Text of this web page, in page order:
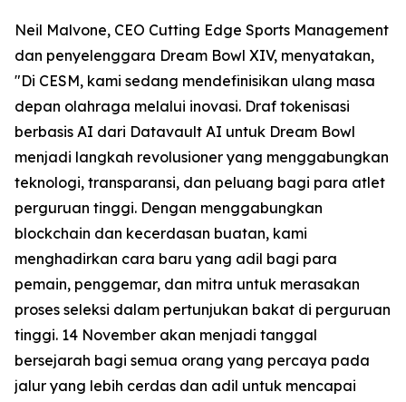
Neil Malvone, CEO Cutting Edge Sports Management
dan penyelenggara Dream Bowl XIV, menyatakan,
"Di CESM, kami sedang mendefinisikan ulang masa
depan olahraga melalui inovasi. Draf tokenisasi
berbasis AI dari Datavault AI untuk Dream Bowl
menjadi langkah revolusioner yang menggabungkan
teknologi, transparansi, dan peluang bagi para atlet
perguruan tinggi. Dengan menggabungkan
blockchain dan kecerdasan buatan, kami
menghadirkan cara baru yang adil bagi para
pemain, penggemar, dan mitra untuk merasakan
proses seleksi dalam pertunjukan bakat di perguruan
tinggi. 14 November akan menjadi tanggal
bersejarah bagi semua orang yang percaya pada
jalur yang lebih cerdas dan adil untuk mencapai